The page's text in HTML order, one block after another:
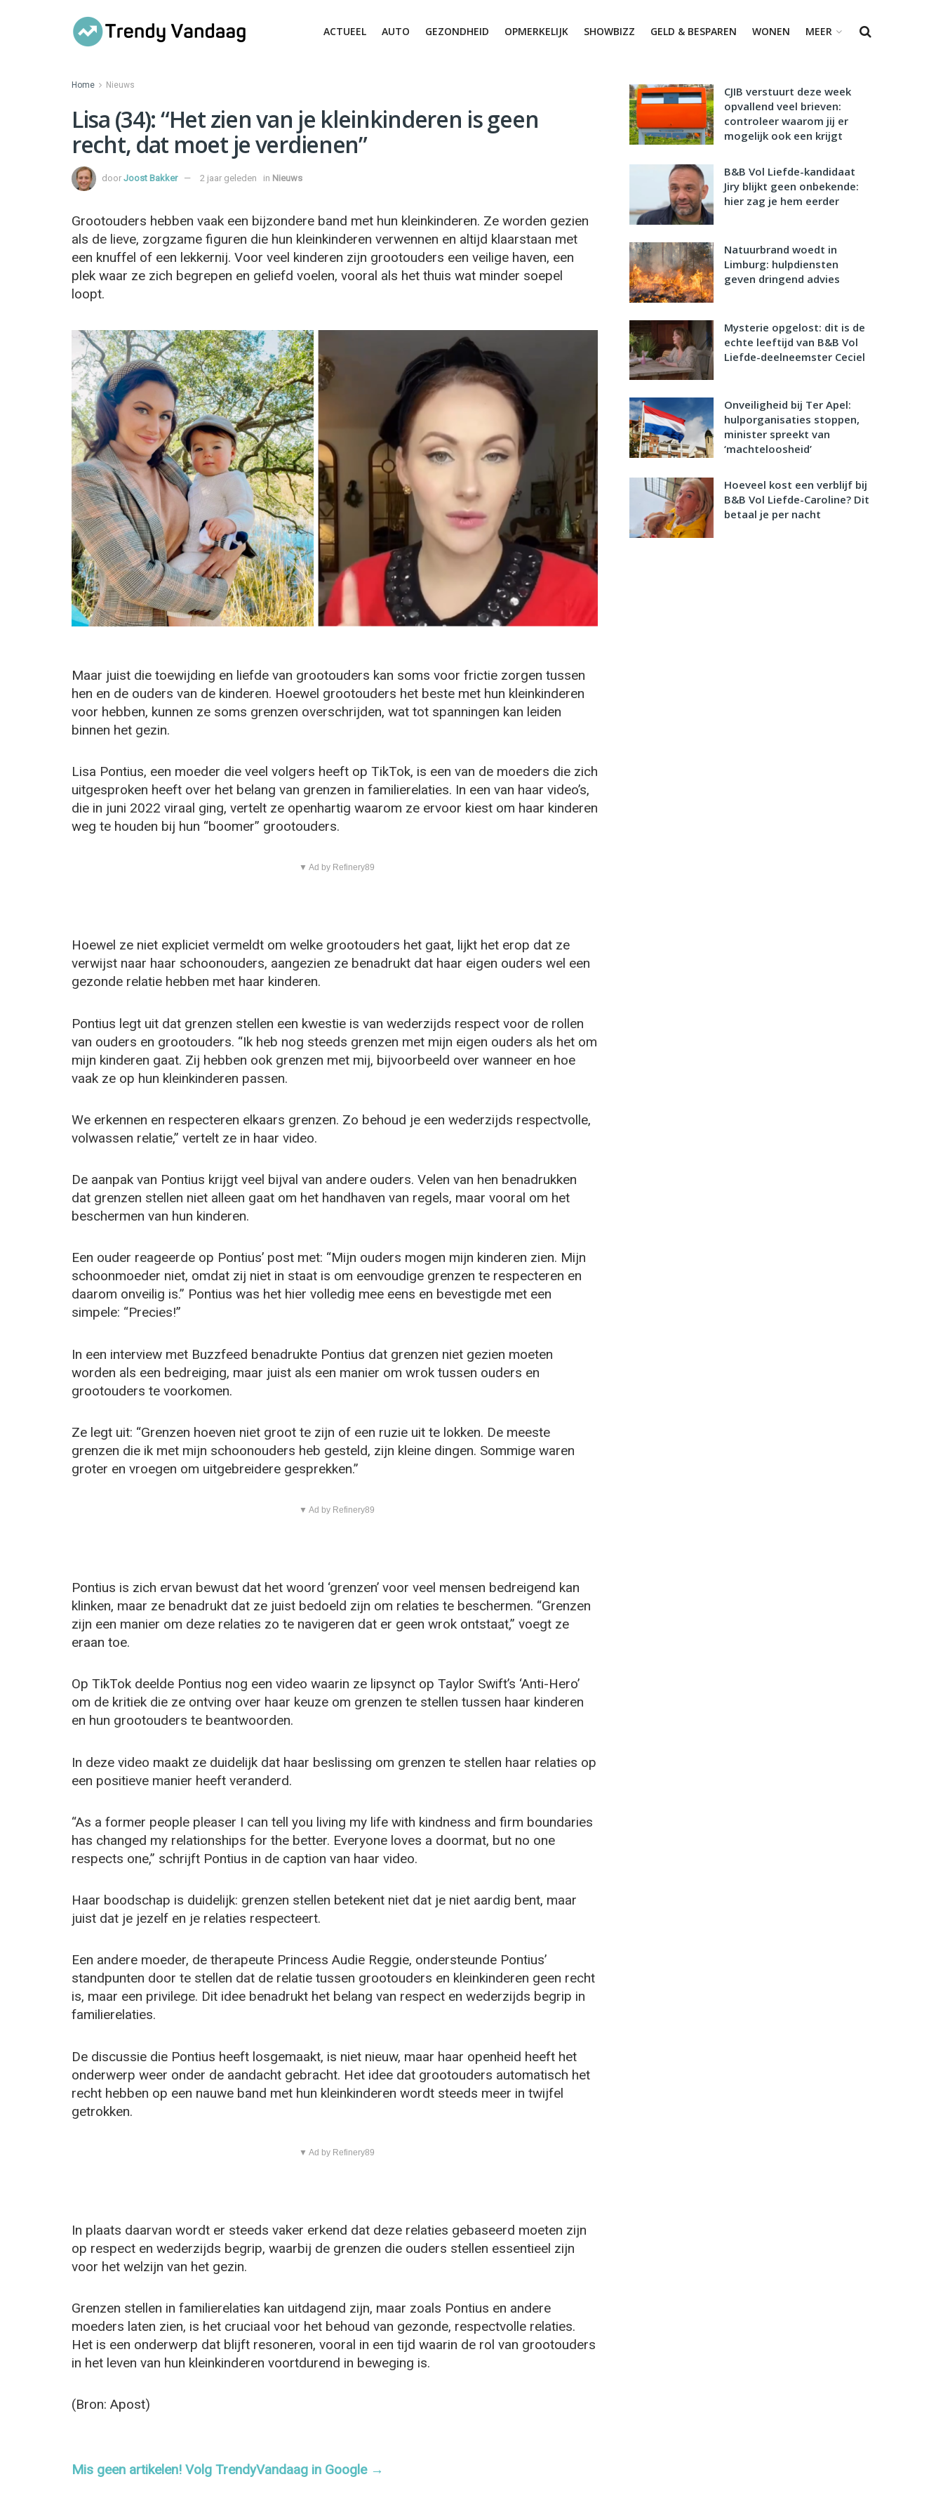
ACTUEEL AUTO GEZONDHEID OPMERKELIJK SHOWBIZZ GELD & BESPAREN WONEN MEER
Home Nieuws
Lisa (34): “Het zien van je kleinkinderen is geen
recht, dat moet je verdienen”
door Joost Bakker 2 jaar geleden in Nieuws
Grootouders hebben vaak een bijzondere band met hun kleinkinderen. Ze worden gezien
als de lieve, zorgzame figuren die hun kleinkinderen verwennen en altijd klaarstaan met
een knuffel of een lekkernij. Voor veel kinderen zijn grootouders een veilige haven, een
plek waar ze zich begrepen en geliefd voelen, vooral als het thuis wat minder soepel
loopt.
Maar juist die toewijding en liefde van grootouders kan soms voor frictie zorgen tussen
hen en de ouders van de kinderen. Hoewel grootouders het beste met hun kleinkinderen
voor hebben, kunnen ze soms grenzen overschrijden, wat tot spanningen kan leiden
binnen het gezin.
Lisa Pontius, een moeder die veel volgers heeft op TikTok, is een van de moeders die zich
uitgesproken heeft over het belang van grenzen in familierelaties. In een van haar video’s,
die in juni 2022 viraal ging, vertelt ze openhartig waarom ze ervoor kiest om haar kinderen
weg te houden bij hun “boomer” grootouders.
▼ Ad by Refinery89
Hoewel ze niet expliciet vermeldt om welke grootouders het gaat, lijkt het erop dat ze
verwijst naar haar schoonouders, aangezien ze benadrukt dat haar eigen ouders wel een
gezonde relatie hebben met haar kinderen.
Pontius legt uit dat grenzen stellen een kwestie is van wederzijds respect voor de rollen
van ouders en grootouders. “Ik heb nog steeds grenzen met mijn eigen ouders als het om
mijn kinderen gaat. Zij hebben ook grenzen met mij, bijvoorbeeld over wanneer en hoe
vaak ze op hun kleinkinderen passen.
We erkennen en respecteren elkaars grenzen. Zo behoud je een wederzijds respectvolle,
volwassen relatie,” vertelt ze in haar video.
De aanpak van Pontius krijgt veel bijval van andere ouders. Velen van hen benadrukken
dat grenzen stellen niet alleen gaat om het handhaven van regels, maar vooral om het
beschermen van hun kinderen.
Een ouder reageerde op Pontius’ post met: “Mijn ouders mogen mijn kinderen zien. Mijn
schoonmoeder niet, omdat zij niet in staat is om eenvoudige grenzen te respecteren en
daarom onveilig is.” Pontius was het hier volledig mee eens en bevestigde met een
simpele: “Precies!”
In een interview met Buzzfeed benadrukte Pontius dat grenzen niet gezien moeten
worden als een bedreiging, maar juist als een manier om wrok tussen ouders en
grootouders te voorkomen.
Ze legt uit: “Grenzen hoeven niet groot te zijn of een ruzie uit te lokken. De meeste
grenzen die ik met mijn schoonouders heb gesteld, zijn kleine dingen. Sommige waren
groter en vroegen om uitgebreidere gesprekken.”
▼ Ad by Refinery89
Pontius is zich ervan bewust dat het woord ‘grenzen’ voor veel mensen bedreigend kan
klinken, maar ze benadrukt dat ze juist bedoeld zijn om relaties te beschermen. “Grenzen
zijn een manier om deze relaties zo te navigeren dat er geen wrok ontstaat,” voegt ze
eraan toe.
Op TikTok deelde Pontius nog een video waarin ze lipsynct op Taylor Swift’s ‘Anti-Hero’
om de kritiek die ze ontving over haar keuze om grenzen te stellen tussen haar kinderen
en hun grootouders te beantwoorden.
In deze video maakt ze duidelijk dat haar beslissing om grenzen te stellen haar relaties op
een positieve manier heeft veranderd.
“As a former people pleaser I can tell you living my life with kindness and firm boundaries
has changed my relationships for the better. Everyone loves a doormat, but no one
respects one,” schrijft Pontius in de caption van haar video.
Haar boodschap is duidelijk: grenzen stellen betekent niet dat je niet aardig bent, maar
juist dat je jezelf en je relaties respecteert.
Een andere moeder, de therapeute Princess Audie Reggie, ondersteunde Pontius’
standpunten door te stellen dat de relatie tussen grootouders en kleinkinderen geen recht
is, maar een privilege. Dit idee benadrukt het belang van respect en wederzijds begrip in
familierelaties.
De discussie die Pontius heeft losgemaakt, is niet nieuw, maar haar openheid heeft het
onderwerp weer onder de aandacht gebracht. Het idee dat grootouders automatisch het
recht hebben op een nauwe band met hun kleinkinderen wordt steeds meer in twijfel
getrokken.
▼ Ad by Refinery89
In plaats daarvan wordt er steeds vaker erkend dat deze relaties gebaseerd moeten zijn
op respect en wederzijds begrip, waarbij de grenzen die ouders stellen essentieel zijn
voor het welzijn van het gezin.
Grenzen stellen in familierelaties kan uitdagend zijn, maar zoals Pontius en andere
moeders laten zien, is het cruciaal voor het behoud van gezonde, respectvolle relaties.
Het is een onderwerp dat blijft resoneren, vooral in een tijd waarin de rol van grootouders
in het leven van hun kleinkinderen voortdurend in beweging is.
(Bron: Apost)
Mis geen artikelen! Volg TrendyVandaag in Google →
CJIB verstuurt deze week
opvallend veel brieven:
controleer waarom jij er
mogelijk ook een krijgt
B&B Vol Liefde-kandidaat
Jiry blijkt geen onbekende:
hier zag je hem eerder
Natuurbrand woedt in
Limburg: hulpdiensten
geven dringend advies
Mysterie opgelost: dit is de
echte leeftijd van B&B Vol
Liefde-deelneemster Ceciel
Onveiligheid bij Ter Apel:
hulporganisaties stoppen,
minister spreekt van
‘machteloosheid’
Hoeveel kost een verblijf bij
B&B Vol Liefde-Caroline? Dit
betaal je per nacht